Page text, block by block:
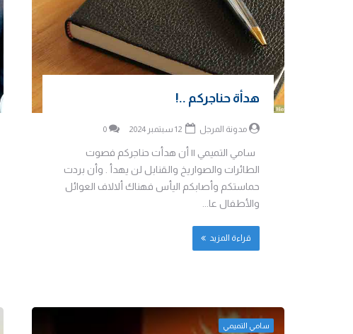
هدأة حناجركم ..!
مدونة المرجل 0
سامي التميمي || أن هدأت حناجركم فصوت
الطائرات والصواريخ والقنابل لن يهدأ . وأن بردت
حماستكم وأصابكم اليأس فهناك ألالاف العوائل
والأطفال عا...
قراءة المزيد
سامي التميمي